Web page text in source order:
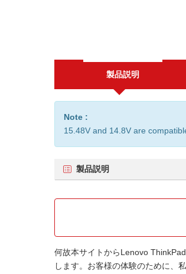
製品説明
Note :
15.48V and 14.8V are
製品説明
何故本サイトからLenovo
します。お客様の体験のために、